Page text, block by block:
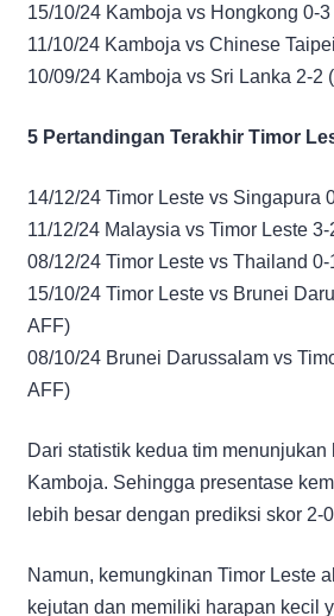
15/10/24 Kamboja vs Hongkong 0-
11/10/24 Kamboja vs Chinese
10/09/24 Kamboja vs Sri Lanka 2-2
5 Pertandingan Terakhir Timor
14/12/24 Timor Leste vs Singapura
11/12/24 Malaysia vs Timor Leste
08/12/24 Timor Leste vs Thailand
15/10/24 Timor Leste vs Brunei
AFF)
08/10/24 Brunei Darussalam vs
AFF)
Dari statistik kedua tim
Kamboja. Sehingga presentase
lebih besar dengan prediksi skor 2-
Namun, kemungkinan Timor Leste
kejutan dan memiliki harapan kecil